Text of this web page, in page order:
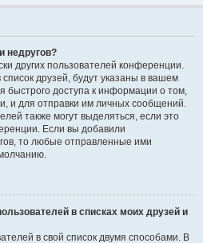
недругов?
других пользователей конференции.
друзей, будут указаны в вашем
быстрого доступа к информации о том,
и для отправки им личных сообщений.
также могут выделяться, если это
Если вы добавили
то любые отправленные ими
в списках моих друзей и
в свой список двумя способами. В